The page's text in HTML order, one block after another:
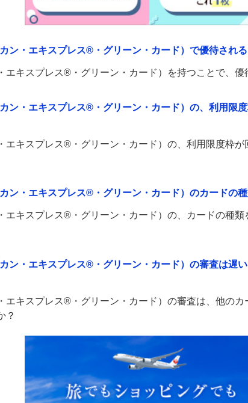
ン・エキスプレス®・グリーン・カード）で優待される
エキスプレス®・グリーン・カード）を持つことで、優
ン・エキスプレス®・グリーン・カード）の、利用限
エキスプレス®・グリーン・カード）の、利用限度枠が
ン・エキスプレス®・グリーン・カード）のカードの種
エキスプレス®・グリーン・カード）の、カードの種
ン・エキスプレス®・グリーン・カード）の審査は遅
エキスプレス®・グリーン・カード）の審査は、他のカ
？